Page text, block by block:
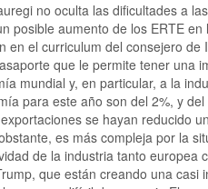
no oculta las dificultades a
aumento de los ERTE en
el curriculum del consejero de
que le permite tener una
mundial y, en particular, a la
para este año son del 2%, y
se hayan reducido
es más compleja por la
de la industria tanto europea
que están creando una casi